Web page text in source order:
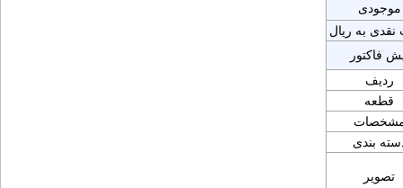
موجودی
به ریال
فاکتور
ردیف
قطعه
بندی
تصویر